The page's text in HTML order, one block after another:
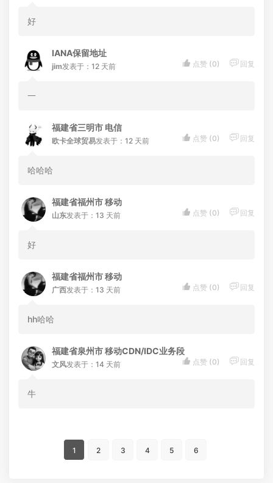
好
IANA保留地址
jim发表于：12 天前
一
 点赞 (0)  回复
福建省三明市 电信
欧卡全球贸易发表于：12 天前
哈哈哈
 点赞 (0)  回复
福建省福州市 移动
山东发表于：13 天前
好
 点赞 (0)  回复
福建省福州市 移动
广西发表于：13 天前
hh哈哈
 点赞 (0)  回复
福建省泉州市 移动CDN/IDC业务段
文风发表于：14 天前
牛
 点赞 (0)  回复
1 2 3 4 5 6